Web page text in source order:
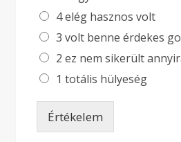
4 elég hasznos volt
3 volt benne érdekes
2 ez nem sikerült
1 totális hülyeség
Értékelem